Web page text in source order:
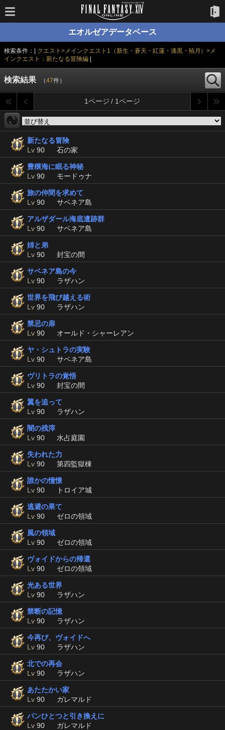
エオルゼアデータベース
検索条件：| クエスト>メインクエスト1（新生・蒼天・紅蓮・漆黒・暁月）>メ
インクエスト：新たなる冒険編|
検索結果 （47件）
1ページ / 1ページ
新たなる冒険
Lv 90 石の家
豊穣海に眠る神秘
Lv 90 モードゥナ
旅の仲間を求めて
Lv 90 サベネア島
アルザダール海底遺跡群
Lv 90 サベネア島
姉と弟
Lv 90 封宝の間
サベネア島の今
Lv 90 ラザハン
世界を飛び越える術
Lv 90 ラザハン
禁忌の扉
Lv 90 オールド・シャーレアン
ヤ・シュトラの実験
Lv 90 サベネア島
ヴリトラの覚悟
Lv 90 封宝の間
翼を追って
Lv 90 ラザハン
闇の残滓
Lv 90 水占庭園
失われた力
Lv 90 第四監獄棟
誰かの憧憬
Lv 90 トロイア城
逃避の果て
Lv 90 ゼロの領域
風の領域
Lv 90 ゼロの領域
ヴォイドからの帰還
Lv 90 ゼロの領域
光ある世界
Lv 90 ラザハン
禁断の記憶
Lv 90 ラザハン
今再び、ヴォイドへ
Lv 90 ラザハン
北での再会
Lv 90 ラザハン
あたたかい家
Lv 90 ガレマルド
パンひとつと引き換えに
Lv 90 ガレマルド